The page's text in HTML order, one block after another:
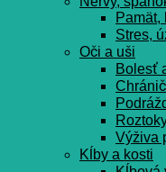
Pamät,
Stres,
Oči a uši
Bolesť
Výživa
Kĺby a kosti